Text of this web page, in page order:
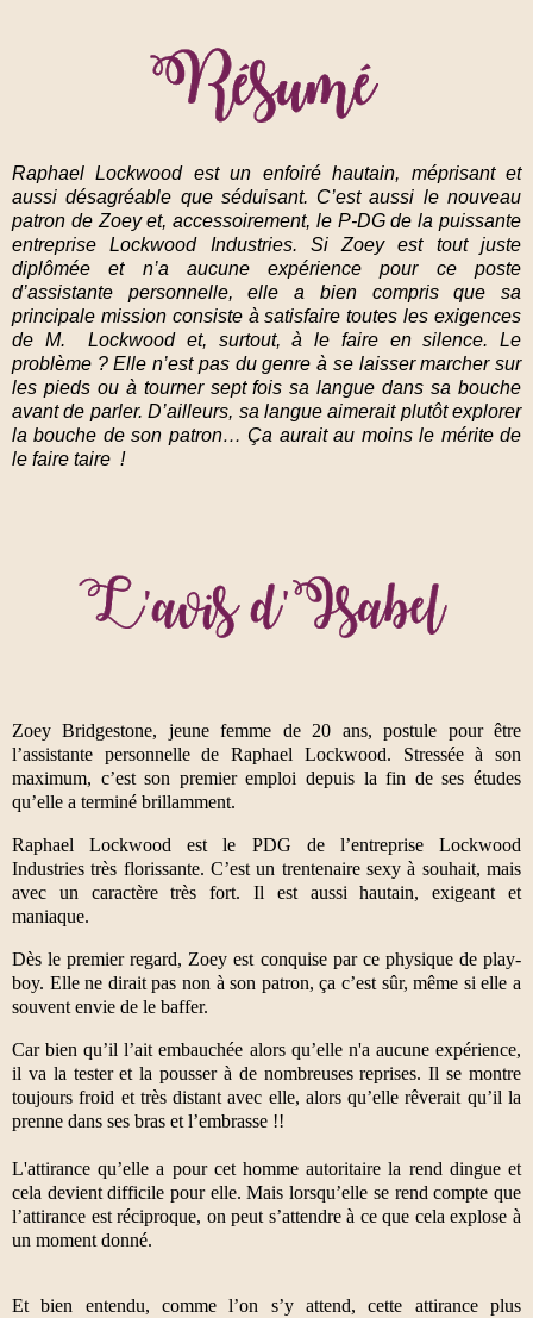
Raphael Lockwood est un enfoiré hautain, méprisant et
aussi désagréable que séduisant. C’est aussi le nouveau
patron de Zoey et, accessoirement, le P-DG de la puissante
entreprise Lockwood Industries. Si Zoey est tout juste
diplômée et n’a aucune expérience pour ce poste
d’assistante personnelle, elle a bien compris que sa
principale mission consiste à satisfaire toutes les exigences
de M. Lockwood et, surtout, à le faire en silence. Le
problème ? Elle n’est pas du genre à se laisser marcher sur
les pieds ou à tourner sept fois sa langue dans sa bouche
avant de parler. D’ailleurs, sa langue aimerait plutôt explorer
la bouche de son patron… Ça aurait au moins le mérite de
le faire taire !
Zoey Bridgestone, jeune femme de 20 ans, postule pour être
l’assistante personnelle de Raphael Lockwood. Stressée à son
maximum, c’est son premier emploi depuis la fin de ses études
qu’elle a terminé brillamment.
Raphael Lockwood est le PDG de l’entreprise Lockwood
Industries très florissante. C’est un trentenaire sexy à souhait, mais
avec un caractère très fort. Il est aussi hautain, exigeant et
maniaque.
Dès le premier regard, Zoey est conquise par ce physique de play-
boy. Elle ne dirait pas non à son patron, ça c’est sûr, même si elle a
souvent envie de le baffer.
Car bien qu’il l’ait embauchée alors qu’elle n'a aucune expérience,
il va la tester et la pousser à de nombreuses reprises. Il se montre
toujours froid et très distant avec elle, alors qu’elle rêverait qu’il la
prenne dans ses bras et l’embrasse !!
L'attirance qu’elle a pour cet homme autoritaire la rend dingue et
cela devient difficile pour elle. Mais lorsqu’elle se rend compte que
l’attirance est réciproque, on peut s’attendre à ce que cela explose à
un moment donné.
Et bien entendu, comme l’on s’y attend, cette attirance plus